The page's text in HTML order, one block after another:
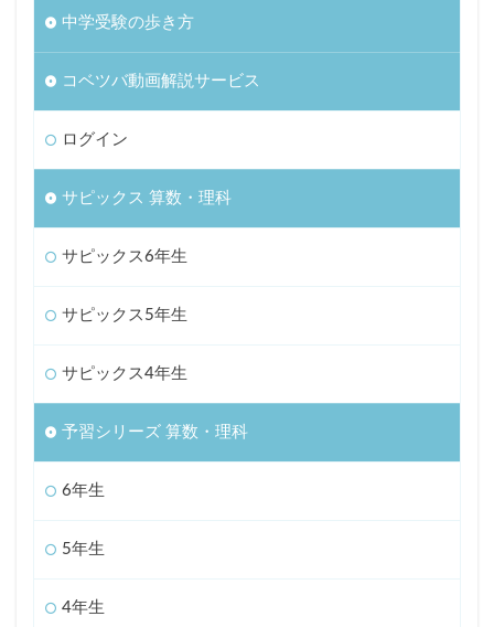
中学受験の歩き方
コベツバ動画解説サービス
ログイン
サピックス 算数・理科
サピックス6年生
サピックス5年生
サピックス4年生
予習シリーズ 算数・理科
6年生
5年生
4年生